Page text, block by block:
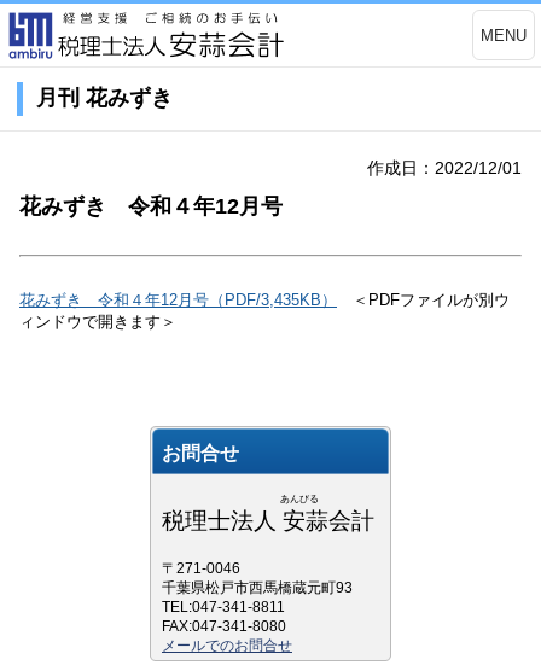
MENU
月刊 花みずき
作成日：2022/12/01
花みずき 令和４年12月号
花みずき 令和４年12月号（PDF/3,435KB）
＜PDFファイルが別ウ
ィンドウで開きます＞
お問合せ
あんびる
税理士法人 安蒜会計
〒271-0046
千葉県松戸市西馬橋蔵元町93
TEL:047-341-8811
FAX:047-341-8080
メールでのお問合せ